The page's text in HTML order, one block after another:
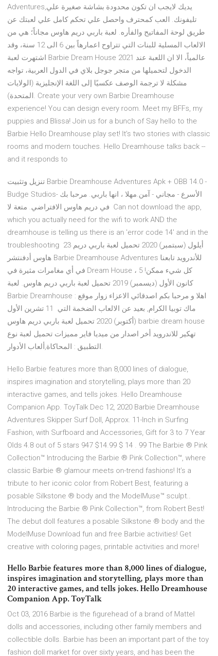
Adventures,يديك لايجب ان تكون محدودة بشاشة صغيرة علي
تليفونك. العب كمحترف واحصل علي تحكم كامل علي لعبتك عن
طريق لوحة المفاتيح والفأره. لعبة باربي دريم هاوس مجاناً؛ هي من
الالعاب المسلية للبنات التي تتراوح اعمارهاً بين 6 الى 12 سنة، وقد
اشتهرت لعبة Barbie Dream House 2021 عالمياً، الا ان اللعبة عند
الدخول لتحميلها من متجر جوجل بلاي في الدول العربية، تواجه
مشكلة لا ترجمة الوصف عكسيًا إلى اللغة الإنجليزية (الولايات
المتحدة). Create your very own Barbie Dreamhouse
experience! You can design every room. Meet my BFFs, my
puppies and Blissa! Join us for a bunch of Say hello to the
Barbie Hello Dreamhouse play set! It’s two stories with classic
rooms and modern touches. Hello Dreamhouse talks back --
and it responds to
تنزيل وتثبيت Barbie Dreamhouse Adventures Apk + OBB 14.0 -
Budge Studios- الأسرع - مجاني - آمن.مهلا ، انها باربي. مرحبا بك
في دريم هاوس الافتراضي. متعة لا Can not download the app,
which you actually need for the wifi to work AND the
dreamhouse is telling us there is an 'error code 14' and in the
troubleshooting 23 أيلول (سبتمبر) 2020 تحميل لعبة باربي دريم
هاوس أدفنتشر Barbie Dreamhouse Adventures للأندرويد تابعنا
في أي مغامرات مثيرة في Dream House ، كل شيء ممكن! 5
كانون الأول (ديسمبر) 2019 تحميل لعبة باربي دريم هاوس. لعبة
Barbie Dreamhouse : اهلا و مرحبا بكم اصدقائي الاعزاء زوار موقع
ماك توبيا الكرام, بعيد عن الالعاب الضخمة التي 11 تشرين الأول
(أكتوبر) 2020 تحميل لعبة باربي دريم هاوس barbie dream house
تهكير للاندرويد أخر اصدار من ميديا فاير مميزات تحميل لعبة نوع
التطبيق : المحاكاة,ألعاب الأدوار.
Hello Barbie features more than 8,000 lines of dialogue,
inspires imagination and storytelling, plays more than 20
interactive games, and tells jokes. Hello Dreamhouse
Companion App. ToyTalk Dec 12, 2020 Barbie Dreamhouse
Adventures Skipper Surf Doll, Approx. 11-Inch in Surfing
Fashion, with Surfboard and Accessories, Gift for 3 to 7 Year
Olds 4.8 out of 5 stars 947 $14.99 $ 14 . 99 The Barbie ® Pink
Collection™ Introducing the Barbie ® Pink Collection™, where
classic Barbie ® glamour meets on-trend fashions! It’s a
tribute to her iconic color from Robert Best, featuring a
posable Silkstone ® body and the ModelMuse™ sculpt..
Introducing the Barbie ® Pink Collection™, from Robert Best!
The debut doll features a posable Silkstone ® body and the
ModelMuse Download fun and free Barbie activities! Get
creative with coloring pages, printable activities and more!
Hello Barbie features more than 8,000 lines of dialogue,
inspires imagination and storytelling, plays more than
20 interactive games, and tells jokes. Hello Dreamhouse
Companion App. ToyTalk
Oct 03, 2016 Barbie is the figurehead of a brand of Mattel
dolls and accessories, including other family members and
collectible dolls. Barbie has been an important part of the toy
fashion doll market for over sixty years, and has been the